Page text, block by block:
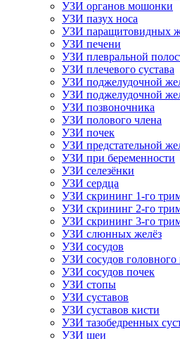
УЗИ органов мошонки
УЗИ пазух носа
УЗИ паращитовидных
УЗИ печени
УЗИ плевральной
УЗИ плечевого сустава
УЗИ поджелудочной
УЗИ поджелудочной
УЗИ позвоночника
УЗИ полового члена
УЗИ почек
УЗИ предстательной
УЗИ при беременности
УЗИ селезёнки
УЗИ сердца
УЗИ скрининг 1-го
УЗИ скрининг 2-го
УЗИ скрининг 3-го
УЗИ слюнных желёз
УЗИ сосудов
УЗИ сосудов головного
УЗИ сосудов почек
УЗИ стопы
УЗИ суставов
УЗИ суставов кисти
УЗИ тазобедренных
УЗИ шеи